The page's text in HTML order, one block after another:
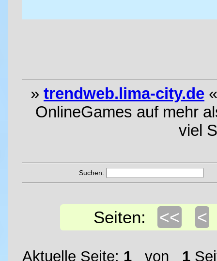
» trendweb.lima-city.de
OnlineGames auf mehr
viel
Suchen:
Seiten: << <
Aktuelle Seite: 1 von 1